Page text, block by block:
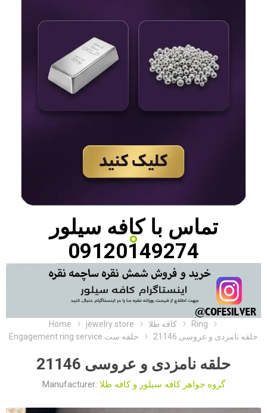
تماس باکافه سیلور
09120149274
Home jewelry store کافه طلا
Ring
Engagement ring service حلقه ست
حلقه نامزدی و عروسی 21146
حلقه نامزدی و عروسی 21146
Manufacturer: گروه جواهر کافه سیلور و کافه طلا